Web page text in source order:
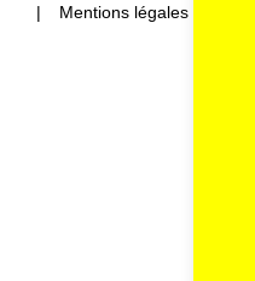
Mentions légales et